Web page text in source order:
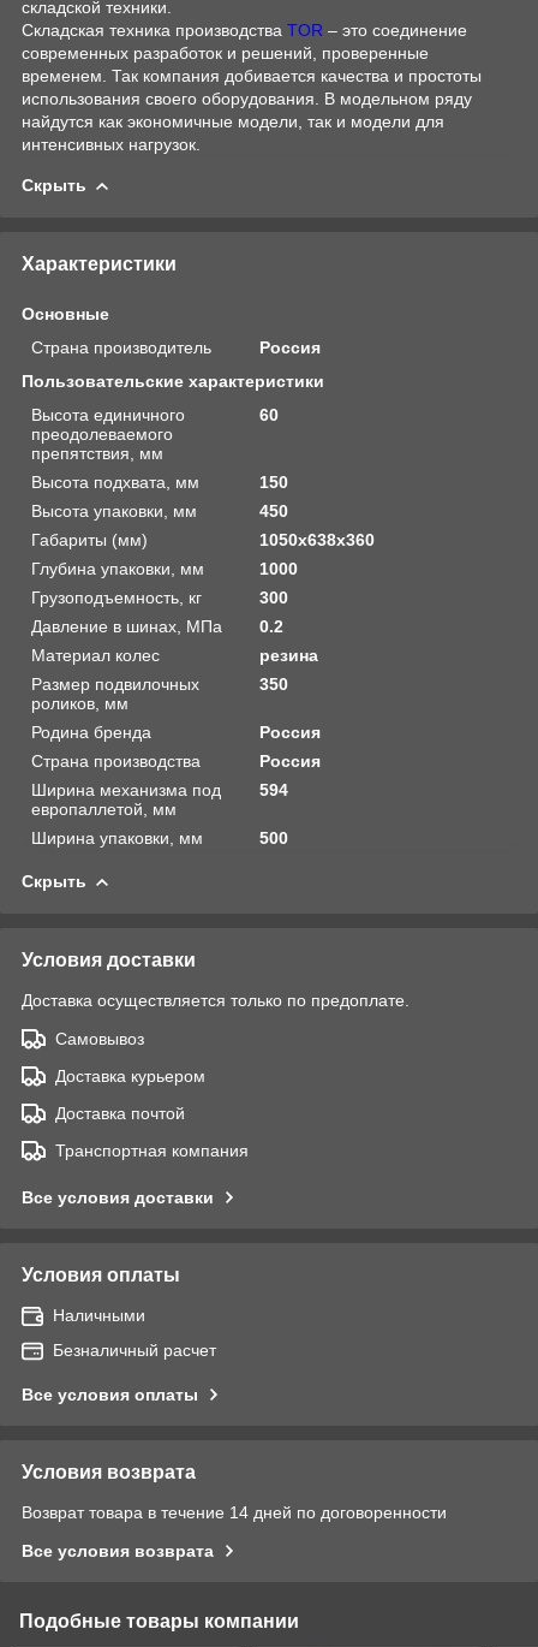
складской техники.
Складская техника производства TOR – это соединение
современных разработок и решений, проверенные
временем. Так компания добивается качества и простоты
использования своего оборудования. В модельном ряду
найдутся как экономичные модели, так и модели для
интенсивных нагрузок.
Скрыть
Характеристики
Основные
Страна производитель
Россия
Пользовательские характеристики
Высота единичного
преодолеваемого
препятствия, мм
60
Высота подхвата, мм
150
Высота упаковки, мм
450
Габариты (мм)
1050х638х360
Глубина упаковки, мм
1000
Грузоподъемность, кг
300
Давление в шинах, МПа
0.2
Материал колес
резина
Размер подвилочных
роликов, мм
350
Родина бренда
Россия
Страна производства
Россия
Ширина механизма под
европаллетой, мм
594
Ширина упаковки, мм 500
Скрыть
Условия доставки
Доставка осуществляется только по предоплате.
Самовывоз
Доставка курьером
Доставка почтой
Транспортная компания
Все условия доставки
Условия оплаты
Наличными
Безналичный расчет
Все условия оплаты
Условия возврата
Возврат товара в течение 14 дней по договоренности
Все условия возврата
Подобные товары компании